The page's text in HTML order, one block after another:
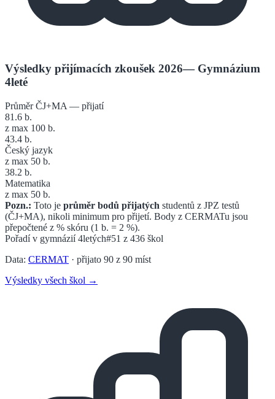
Výsledky přijímacích zkoušek 2026— Gymnázium
4leté
Průměr ČJ+MA — přijatí
81.6 b.
z max 100 b.
43.4 b.
Český jazyk
z max 50 b.
38.2 b.
Matematika
z max 50 b.
Pozn.: Toto je průměr bodů přijatých studentů z JPZ testů
(ČJ+MA), nikoli minimum pro přijetí. Body z CERMATu jsou
přepočtené z % skóru (1 b. = 2 %).
Pořadí v gymnázií 4letých#51 z 436 škol
Data: CERMAT · přijato 90 z 90 míst
Výsledky všech škol →